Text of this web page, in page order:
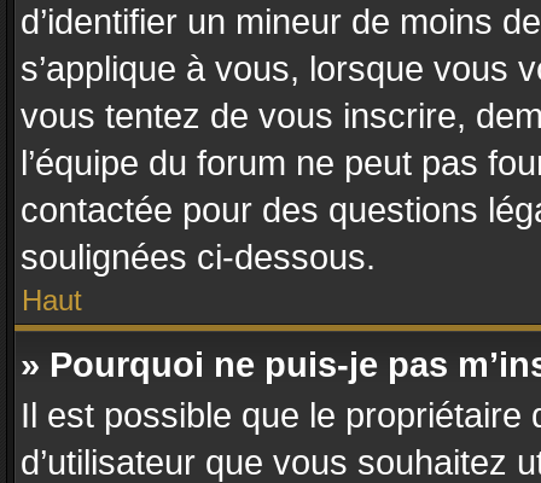
d’identifier un mineur de moins
s’applique à vous, lorsque vous
vous tentez de vous inscrire,
l’équipe du forum ne peut pas
contactée pour des questions
soulignées ci-dessous.
Haut
» Pourquoi ne puis-je pas
Il est possible que le
d’utilisateur que vous souhaitez